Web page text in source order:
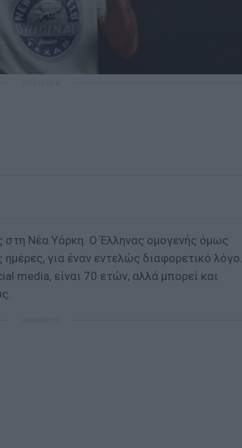
στη Νέα Υόρκη. Ο Έλληνας ομογενής όμως
ημέρες, για έναν εντελώς διαφορετικό λόγο.
media, είναι 70 ετών, αλλά μπορεί και